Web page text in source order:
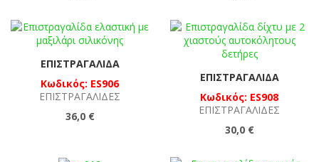
ΕΠΙΣΤΡΑΓΑΛΊΔΑ
Κωδικός: ES906
ΕΠΙΣΤΡΑΓΑΛΊΔΕΣ
36,0 €
ΕΠΙΣΤΡΑΓΑΛΊΔΑ
Κωδικός: ES908
ΕΠΙΣΤΡΑΓΑΛΊΔΕΣ
30,0 €